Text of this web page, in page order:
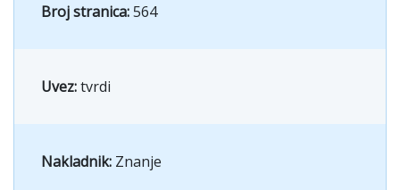
Broj stranica:564
Uvez:tvrdi
Nakladnik: Znanje